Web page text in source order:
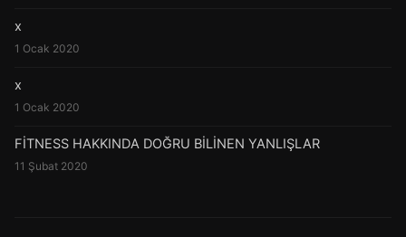
x
1 Ocak 2020
x
1 Ocak 2020
FİTNESS HAKKINDA DOĞRU BİLİNEN YANLIŞLAR
11 Şubat 2020